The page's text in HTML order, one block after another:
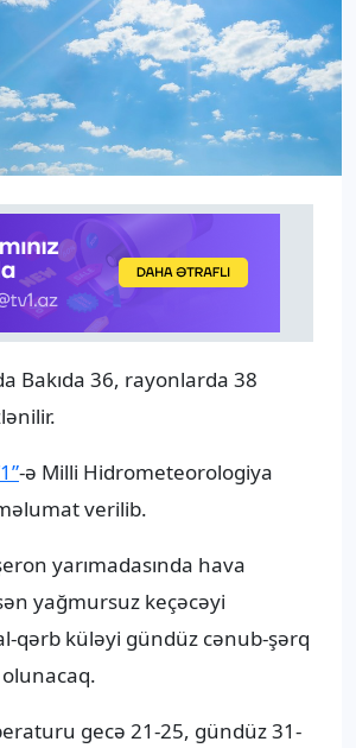
Bakıda 36, rayonlarda 38
-ə Milli Hidrometeorologiya
verilib.
yarımadasında hava
yağmursuz keçəcəyi
qərb küləyi gündüz cənub-şərq
gecə 21-25, gündüz 31-